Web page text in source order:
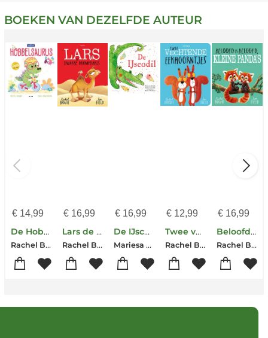
BOEKEN VAN DEZELFDE AUTEUR
€14,99
De Hobbelsaurus
Rachel Bright
€16,99
Lars de dwarse dromedaris
Rachel Bright
€ 16,99
De IJscodil
Mariesa Dulak
€ 12,99
Twee vechtende eekhoorntjes
Rachel Bright
€ 16,99
Beloofd is beloofd, kleine panda's
Rachel Bright